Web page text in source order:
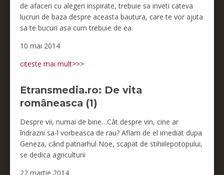
de afaceri cu alegeri inspirate, trebuie sa inveti cateva
lucruri de baza despre aceasta bautura, care te vor ajuta
sa te bucuri asa cum trebuie de ea.
10 mai 2014
citeste mai mult>>>
Etransmedia.ro: De vita
româneasca (1)
Despre vii, numai de bine…Cât despre vin, cine ar
îndrazni sa-l vorbeasca de rau? Aflam de el imediat dupa
Geneza, când patriarhul Noe, scapat de stihiilepotopului,
se dedica agriculturii
22 martie 2014